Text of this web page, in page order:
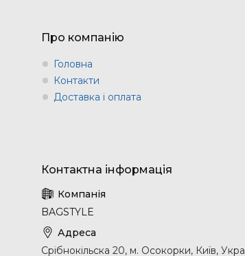
Про компанію
Головна
Контакти
Доставка і оплата
BAGSTYLE
Срібнокільска 20, м. Осокорки, Київ,